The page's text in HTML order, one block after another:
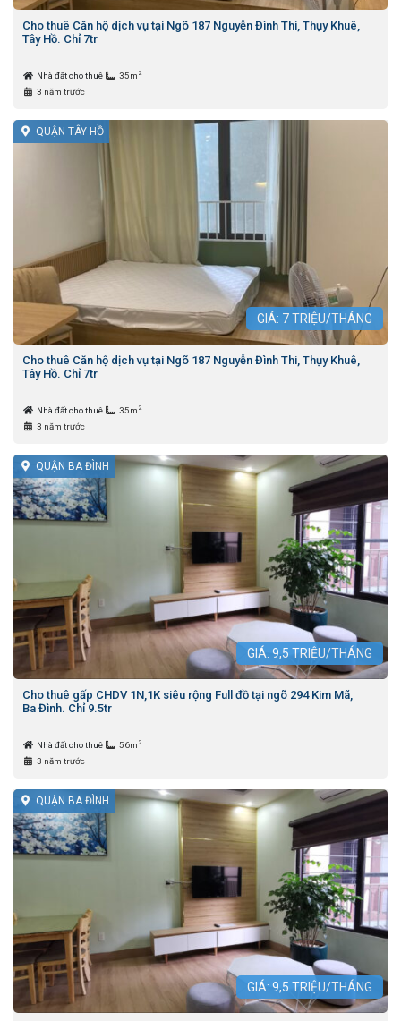
Cho thuê Căn hộ dịch vụ tại Ngõ 187 Nguyễn Đình Thi, Thụy Khuê,
Tây Hồ. Chỉ 7tr
Nhà đất cho thuê 35m 2
3 năm trước
QUẬN TÂY HỒ
GIÁ: 7TRIỆU/THÁNG
Cho thuê Căn hộ dịch vụ tại Ngõ 187 Nguyễn Đình Thi, Thụy Khuê,
Tây Hồ. Chỉ 7tr
Nhà đất cho thuê 35m 2
3 năm trước
QUẬN BA ĐÌNH
GIÁ: 9,5 TRIỆU/THÁNG
Cho thuê gấp CHDV 1N,1K siêu rộng Full đồ tại ngõ 294 Kim Mã,
Ba Đình. Chỉ 9.5tr
Nhà đất cho thuê 56m 2
3 năm trước
QUẬN BA ĐÌNH
GIÁ: 9,5 TRIỆU/THÁNG